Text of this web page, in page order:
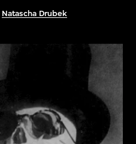
Natascha Drubek